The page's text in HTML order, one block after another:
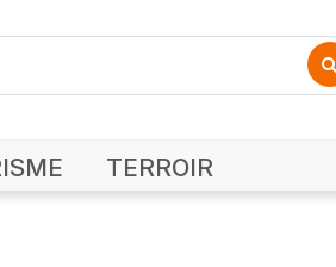
TERROIR